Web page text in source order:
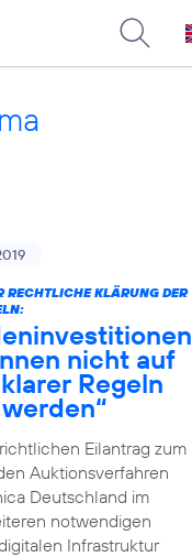
RECHTLICHE KLÄRUNG DER
nicht auf
Regeln
Eilantrag zum
Auktionsverfahren
Deutschland im
notwendigen
Infrastruktur